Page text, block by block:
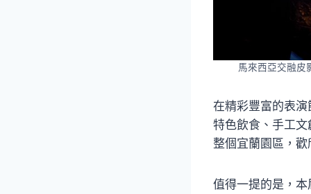
馬來西亞交融皮
在精彩豐富的表
特色飲食、手工
整個宜蘭園區，
值得一提的是，